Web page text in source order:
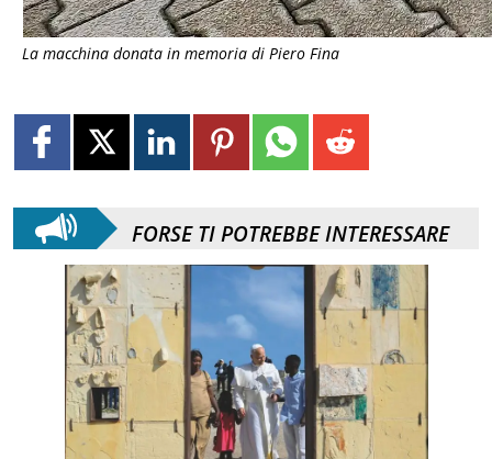
La macchina donata in memoria di Piero Fina
FORSE TI POTREBBE INTERESSARE